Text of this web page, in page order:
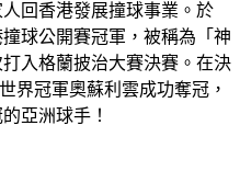
回香港發展撞球事業。於
球公開賽冠軍，被稱為「神
入格蘭披治大賽決賽。在決
界冠軍奧蘇利雲成功奪冠，
亞洲球手！